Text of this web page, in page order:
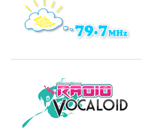
selected
Fullscreen